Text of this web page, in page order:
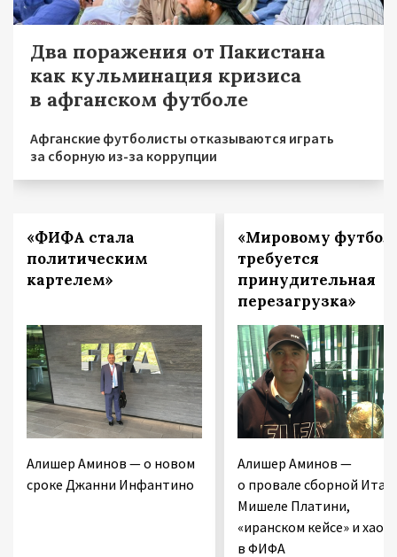
Два поражения от Пакистана
как кульминация кризиса
в афганском футболе
Афганские футболисты отказываются играть
за сборную из-за коррупции
«ФИФА стала
политическим
картелем»
Алишер Аминов — о новом
сроке Джанни Инфантино
«Мировому
требуется
принудительная
перезагрузка»
Алишер Аминов —
о провале сборной
Мишеле Платини,
«иранском кейсе» и хаосе
в ФИФА